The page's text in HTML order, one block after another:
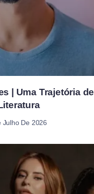
| Uma Trajetória de
Julho De 2026